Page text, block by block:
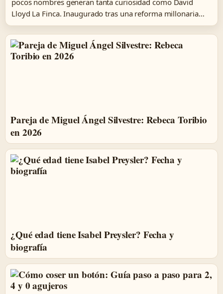
pocos nombres generan tanta curiosidad como David
Lloyd La Finca. Inaugurado tras una reforma millonaria…
Pareja de Miguel Ángel Silvestre: Rebeca Toribio
en 2026
¿Qué edad tiene Isabel Preysler? Fecha y
biografía